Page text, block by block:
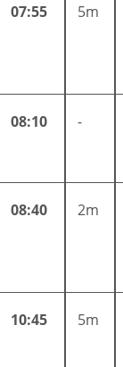
07:55 5m
08:10 -
08:40 2m
10:45 5m